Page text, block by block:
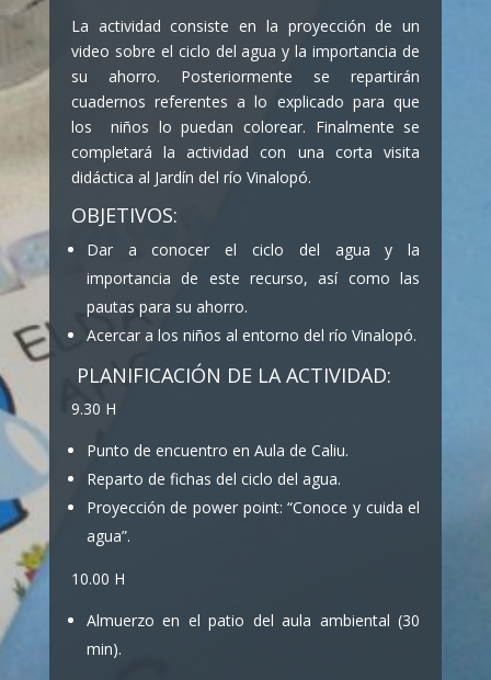
La actividad consiste en la proyección de un
video sobre el ciclo del agua y la importancia de
su ahorro. Posteriormente se repartirán
cuadernos referentes a lo explicado para que
los niños lo puedan colorear. Finalmente se
completará la actividad con una corta visita
didáctica al Jardín del río Vinalopó.
OBJETIVOS:
Dar a conocer el ciclo del agua y la
importancia de este recurso, así como las
pautas para su ahorro.
Acercar a los niños al entorno del río Vinalopó.
PLANIFICACIÓN DE LA ACTIVIDAD:
9.30 H
Punto de encuentro en Aula de Caliu.
Reparto de fichas del ciclo del agua.
Proyección de power point: “Conoce y cuida el
agua”.
10.00 H
Almuerzo en el patio del aula ambiental (30
min).